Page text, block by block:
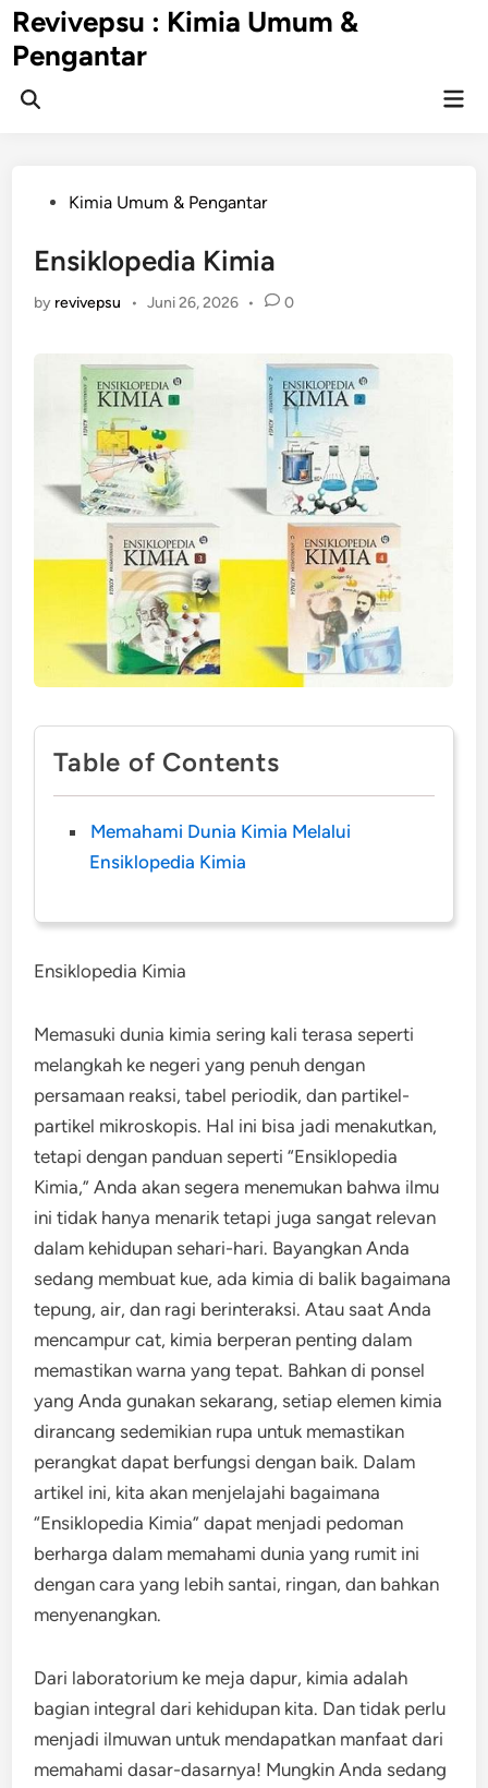
Skip
to
content
Revivepsu : Kimia Umum &
Pengantar
Open
PostedKimia Umum & Pengantar
Ensiklopedia Kimia
by revivepsu • Juni 26, 2026 • 0
Table of Contents
Memahami Dunia Kimia Melalui
Ensiklopedia Kimia
Ensiklopedia Kimia
Memasuki dunia kimia sering kali terasa seperti
melangkah ke negeri yang penuh dengan
persamaan reaksi, tabel periodik, dan partikel-
partikel mikroskopis. Hal ini bisa jadi menakutkan,
tetapi dengan panduan seperti “Ensiklopedia
Kimia,” Anda akan segera menemukan bahwa ilmu
ini tidak hanya menarik tetapi juga sangat relevan
dalam kehidupan sehari-hari. Bayangkan Anda
sedang membuat kue, ada kimia di balik bagaimana
tepung, air, dan ragi berinteraksi. Atau saat Anda
mencampur cat, kimia berperan penting dalam
memastikan warna yang tepat. Bahkan di ponsel
yang Anda gunakan sekarang, setiap elemen kimia
dirancang sedemikian rupa untuk memastikan
perangkat dapat berfungsi dengan baik. Dalam
artikel ini, kita akan menjelajahi bagaimana
“Ensiklopedia Kimia” dapat menjadi pedoman
berharga dalam memahami dunia yang rumit ini
dengan cara yang lebih santai, ringan, dan bahkan
menyenangkan.
Dari laboratorium ke meja dapur, kimia adalah
bagian integral dari kehidupan kita. Dan tidak perlu
menjadi ilmuwan untuk mendapatkan manfaat dari
memahami dasar-dasarnya! Mungkin Anda sedang